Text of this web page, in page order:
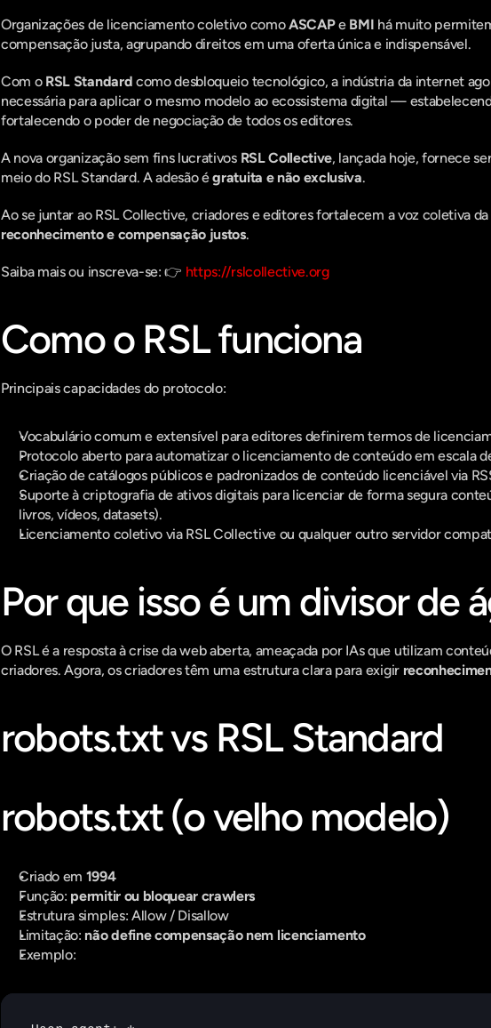
Organizações de licenciamento coletivo como ASCAP e BMI há muito
compensação justa, agrupando direitos em uma oferta única e indispensável.
Com o RSL Standard como desbloqueio tecnológico, a indústria da internet
necessária para aplicar o mesmo modelo ao ecossistema digital —
fortalecendo o poder de negociação de todos os editores.
A nova organização sem fins lucrativos RSL Collective, lançada hoje, fornece
meio do RSL Standard. A adesão é gratuita e não exclusiva.
reconhecimento e compensação justos.
Saiba mais ou inscreva-se: 👉 https://rslcollective.org
Como o RSL funciona
Principais capacidades do protocolo:
Vocabulário comum e extensível para editores definirem termos de
Protocolo aberto para automatizar o licenciamento de conteúdo em escala
Criação de catálogos públicos e padronizados de conteúdo licenciável via
Suporte à criptografia de ativos digitais para licenciar de forma segura
livros, vídeos, datasets).
Licenciamento coletivo via RSL Collective ou qualquer outro servidor
Por que isso é um divisor de
O RSL é a resposta à crise da web aberta, ameaçada por IAs que utilizam
criadores. Agora, os criadores têm uma estrutura clara para exigir
robots.txt vs RSL Standard
robots.txt (o velho modelo)
Criado em 1994
Função: permitir ou bloquear crawlers
Estrutura simples: Allow / Disallow
Limitação: não define compensação nem licenciamento
Exemplo: